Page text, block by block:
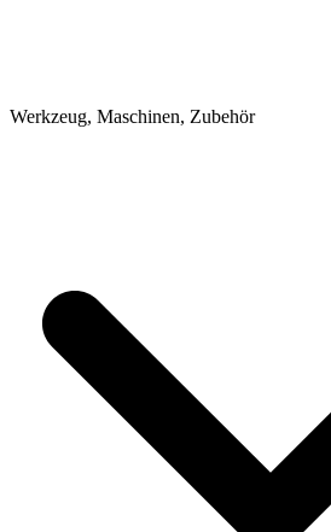
Werkzeug, Maschinen, Zubehör